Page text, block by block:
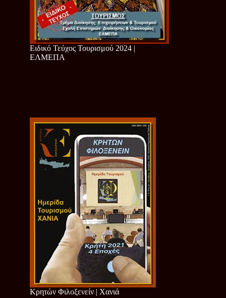
Ειδικό Τεύχος Τουρισμού 2024 |
ΕΛΜΕΠΑ
Κρητών Φιλοξενείν | Χανιά